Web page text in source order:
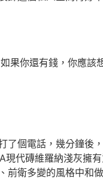
果你還有錢，你應該
了個電話，幾分鐘後
現代磚維羅納淺灰擁
前衛多變的風格中和